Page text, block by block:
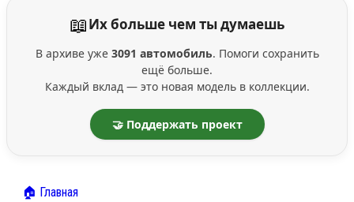
📖Их больше чем ты думаешь
В архиве уже 3091 автомобиль. Помоги сохранить
ещё больше.
Каждый вклад — это новая модель в коллекции.
🤝 Поддержать проект
🏠 Главная